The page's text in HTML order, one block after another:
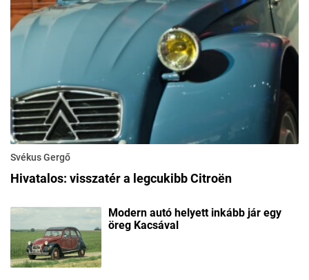
Svékus Gergő
Hivatalos: visszatér a legcukibb Citroën
Modern autó helyett inkább jár egy
öreg Kacsával